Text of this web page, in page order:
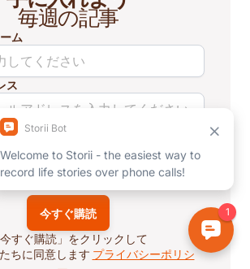
毎週の記事
ム
ス
今すぐ購読」をクリックして
ちに同意します プライバシーポリシ